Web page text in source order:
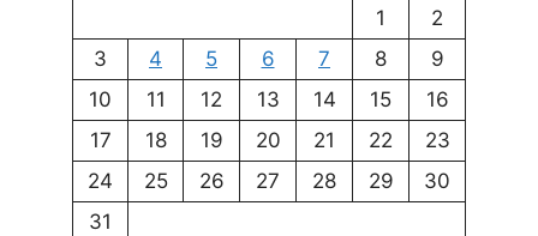
1
2
3
4 5 6 7 8
9
10
11 12 13 14 15
16
17
18 19 20 21 22
23
24
25 26 27 28 29
30
31